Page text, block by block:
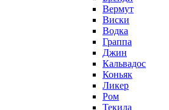
Вермут
Виски
Водка
Граппа
Джин
Кальвадос
Коньяк
Ликер
Ром
Текила